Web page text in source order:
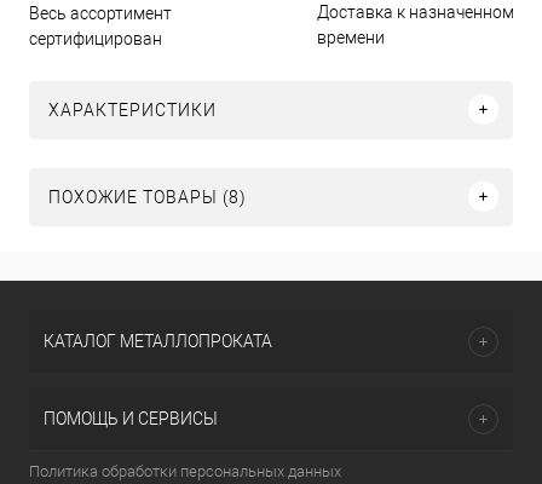
Весь ассортимент
сертифицирован
Доставка к назначенному
времени
ХАРАКТЕРИСТИКИ
ПОХОЖИЕ ТОВАРЫ (8)
КАТАЛОГ МЕТАЛЛОПРОКАТА
ПОМОЩЬ И СЕРВИСЫ
Политика обработки персональных данных